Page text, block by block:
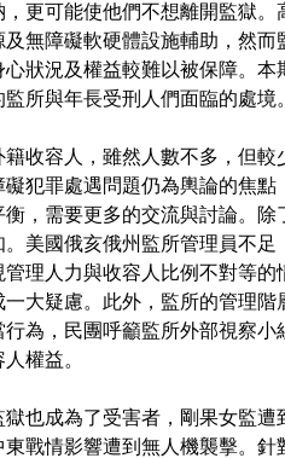
更可能使他們不想離開監獄
無障礙軟硬體設施輔助，然而
狀況及權益較難以被保障。本
所與年長受刑人們面臨的處境。
收容人，雖然人數不多，但
犯罪處遇問題仍為輿論的焦
，需要更多的交流與討論。
美國俄亥俄州監所管理員不足
理人力與收容人比例不對等
大疑慮。此外，監所的管理
為，民團呼籲監所外部視察
權益。
也成為了受害者，剛果女監遭
戰情影響遭到無人機襲擊。針